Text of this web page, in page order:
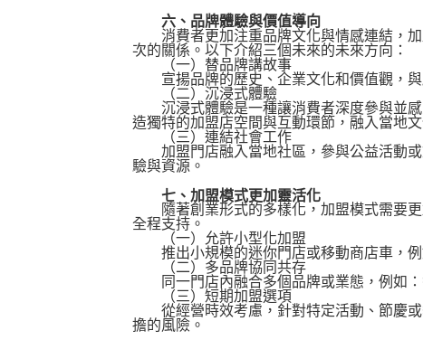
六、品牌體驗與價值導向
消費者更加注重品牌文化與情感連結，加
次的關係。以下介紹三個未來的未來方向：
（一）替品牌講故事
宣揚品牌的歷史、企業文化和價值觀，與
（二）沉浸式體驗
沉浸式體驗是一種讓消費者深度參與並感
造獨特的加盟店空間與互動環節，融入當地
（三）連結社會工作
加盟門店融入當地社區，參與公益活動或
驗與資源。
七、加盟模式更加靈活化
隨著創業形式的多樣化，加盟模式需要更
全程支持。
（一）允許小型化加盟
推出小規模的迷你門店或移動商店車，例
（二）多品牌協同共存
同一門店內融合多個品牌或業態，例如：
（三）短期加盟選項
從經營時效考慮，針對特定活動、節慶或
擔的風險。